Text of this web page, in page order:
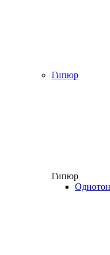
Гипюр
Гипюр